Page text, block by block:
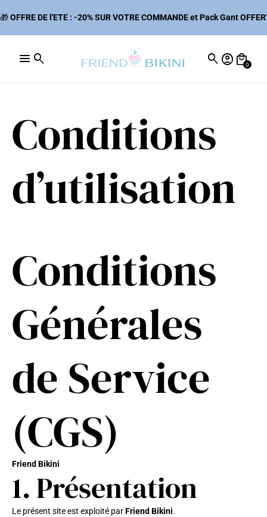
🎁OFFRE DE l'ETE : -20% SUR VOTRE COMMANDE et Pack Gant
menu search search account_circle local_mall
0
Conditions
d’utilisation
Conditions
Générales
de Service
(CGS)
Friend Bikini
1. Présentation
Le présent site est exploité parFriend Bikini.